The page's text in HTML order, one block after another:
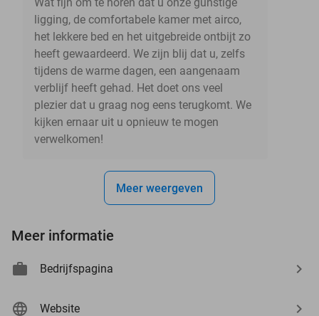
ligging, de comfortabele kamer met airco,
het lekkere bed en het uitgebreide ontbijt zo
heeft gewaardeerd. We zijn blij dat u, zelfs
tijdens de warme dagen, een aangenaam
verblijf heeft gehad. Het doet ons veel
plezier dat u graag nog eens terugkomt. We
kijken ernaar uit u opnieuw te mogen
verwelkomen!
Meer weergeven
Meer informatie
Bedrijfspagina
Website